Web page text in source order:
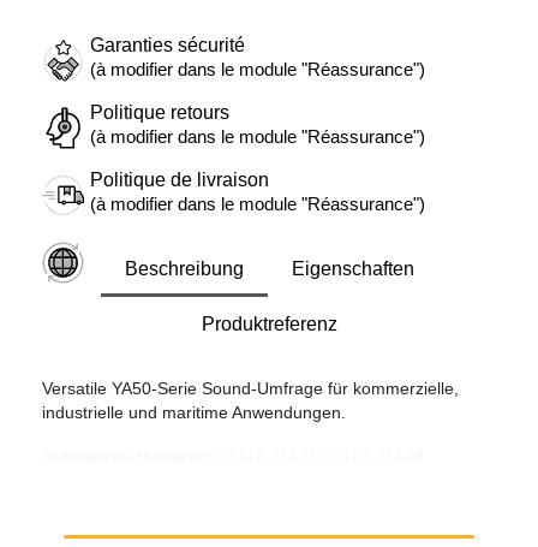
Garanties sécurité
(à modifier dans le module "Réassurance")
Politique retours
(à modifier dans le module "Réassurance")
Politique de livraison
(à modifier dans le module "Réassurance")
Beschreibung Eigenschaften
Produktreferenz
Versatile YA50-Serie Sound-Umfrage für kommerzielle,
industrielle und maritime Anwendungen.